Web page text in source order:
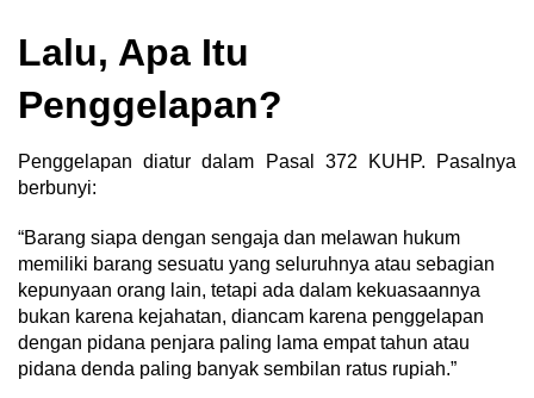
Lalu, Apa Itu
Penggelapan?
Penggelapan diatur dalam Pasal 372 KUHP. Pasalnya
berbunyi:
“Barang siapa dengan sengaja dan melawan hukum
memiliki barang sesuatu yang seluruhnya atau sebagian
kepunyaan orang lain, tetapi ada dalam kekuasaannya
bukan karena kejahatan, diancam karena penggelapan
dengan pidana penjara paling lama empat tahun atau
pidana denda paling banyak sembilan ratus rupiah.”